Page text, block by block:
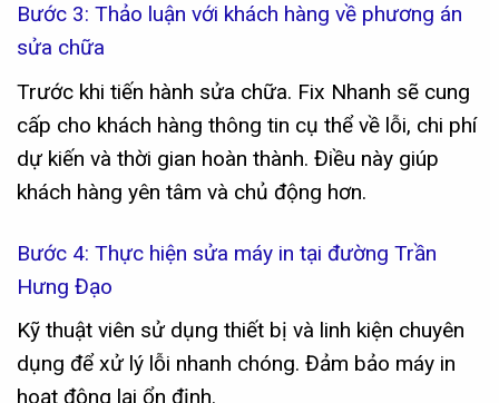
Bước 3: Thảo luận với khách hàng về phương án
sửa chữa
Trước khi tiến hành sửa chữa. Fix Nhanh sẽ cung
cấp cho khách hàng thông tin cụ thể về lỗi, chi phí
dự kiến và thời gian hoàn thành. Điều này giúp
khách hàng yên tâm và chủ động hơn.
Bước 4: Thực hiện sửa máy in tại đường Trần
Hưng Đạo
Kỹ thuật viên sử dụng thiết bị và linh kiện chuyên
dụng để xử lý lỗi nhanh chóng. Đảm bảo máy in
hoạt động lại ổn định.